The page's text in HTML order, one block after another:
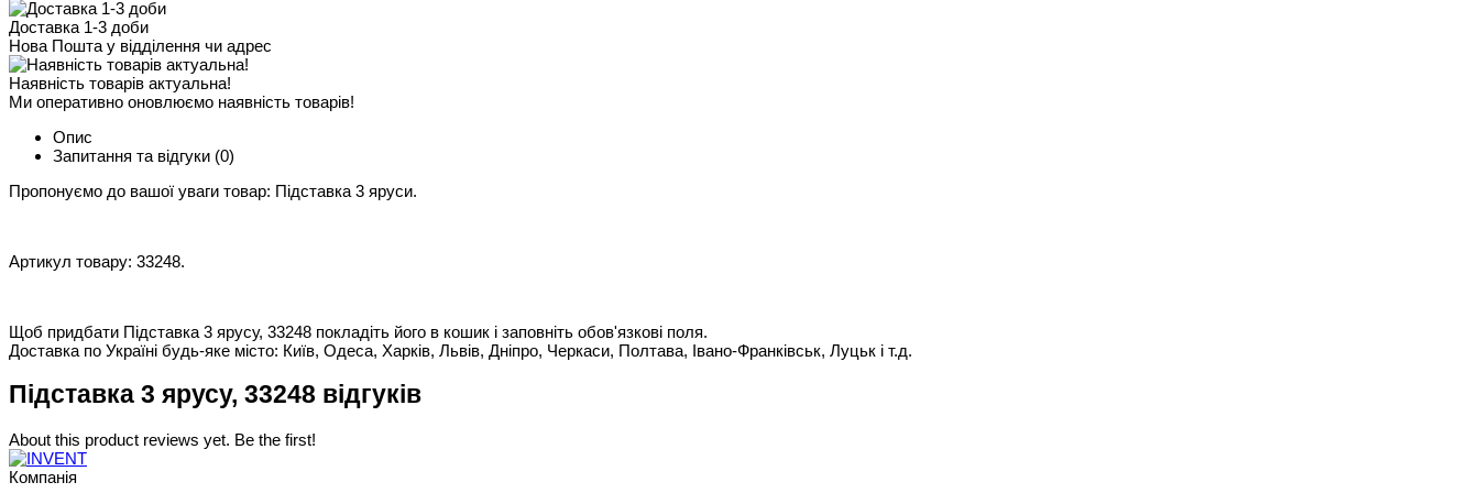
Доставка 1-3 доби
Нова Пошта у відділення чи адрес
Наявність товарів актуальна!
Ми оперативно оновлюємо наявність товарів!
Опис
Запитання та відгуки (0)
Пропонуємо до вашої уваги товар: Підставка 3 яруси.
Артикул товару: 33248.
Щоб придбати Підставка 3 ярусу, 33248 покладіть його в кошик і заповніть обов'язкові поля.
Доставка по Україні будь-яке місто: Київ, Одеса, Харків, Львів, Дніпро, Черкаси, Полтава, Івано-Франківськ, Луцьк і т.д.
Підставка 3 ярусу, 33248 відгуків
About this product reviews yet. Be the first!
Компанія